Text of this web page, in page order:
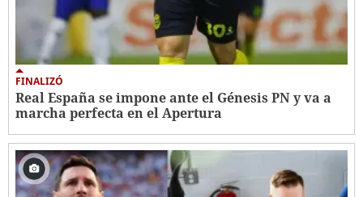
FINALIZÓ
Real España se impone ante el Génesis PN y va a
marcha perfecta en el Apertura